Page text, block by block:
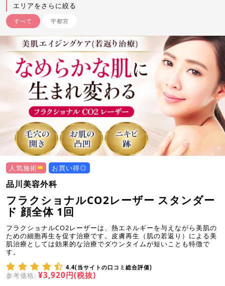
エリアをさらに絞る
すべて 宇都宮
人気施術 お買い得◎
品川美容外科
フラクショナルCO2レーザー スタンダー
ド 顔全体 1回
フラクショナルCO2レーザーは、熱エネルギーを与えながら美肌の
ための細胞再生を促す治療です。皮膚再生（肌の若返り）による美
肌治療としては効果的な治療でダウンタイムが短いことも特徴で
す。
4.4(当サイトの口コミ総合評価)
参考価格: ¥3,920円(税抜)